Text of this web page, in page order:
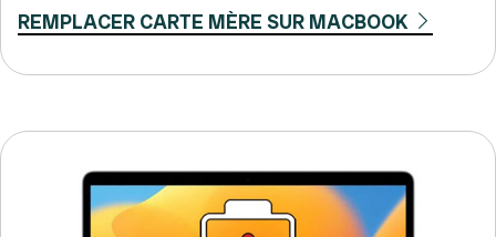
REMPLACER CARTE MÈRE SUR MACBOOK